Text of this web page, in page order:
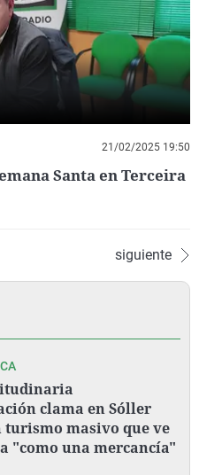
21/02/2025 19:50
Santa en Terceira
siguiente
clama en Sóller
turismo masivo que ve
"como una mercancía"